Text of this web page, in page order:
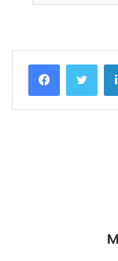
Facebook